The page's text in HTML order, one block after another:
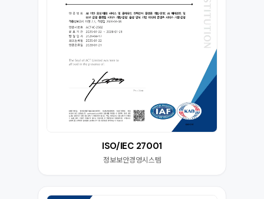
ISO/IEC 27001
정보보안경영시스템